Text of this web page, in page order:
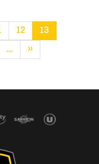
12 13
... »